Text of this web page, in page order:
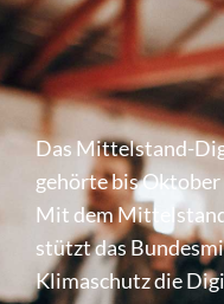
Das Mittel­stand-
gehörte bis
Mit dem
stützt das
Klima­schutz die